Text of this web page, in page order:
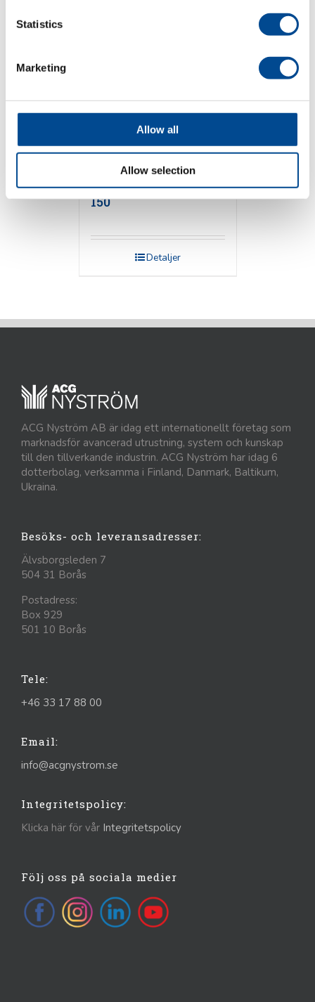
Statistics
Marketing
Allow all
Allow selection
Primula Deco Plus
150
Detaljer
ACG Nyström AB är idag ett internationellt företag som
marknadsför avancerad utrustning, system och kunskap
till den tillverkande industrin. ACG Nyström har idag 6
dotterbolag, verksamma i Finland, Danmark, Baltikum,
Ukraina.
Besöks- och leveransadresser:
Älvsborgsleden 7
504 31 Borås
Postadress:
Box 929
501 10 Borås
Tele:
+46 33 17 88 00
Email:
info@acgnystrom.se
Integritetspolicy:
Klicka här för vår Integritetspolicy
Följ oss på sociala medier